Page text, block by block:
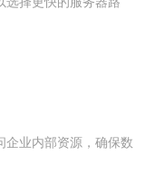
企业内部资源，确保数